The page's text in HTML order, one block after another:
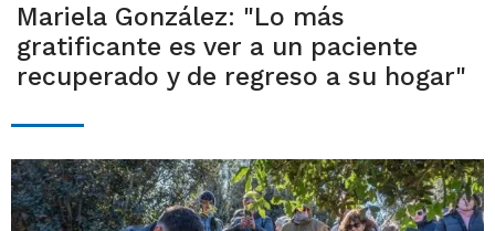
Mariela González: "Lo más
gratificante es ver a un paciente
recuperado y de regreso a su hogar"